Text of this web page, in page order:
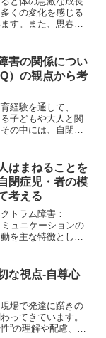
くの変化を感じる
す。また、思春期
化の激しい思春期
思春...
害の関係につい
）の観点から考
経験を通して、
子どもや大人と関
の中には、自閉症
に包含されていま
紹介...
はまねることを
閉症児・者の模
考える
トラム障害：
ュニケーションの
を主な特徴とした
り、〝模倣″が定型
い...
な視点-自尊心
場で発達に躓きの
ってきています。
”の理解や配慮、将